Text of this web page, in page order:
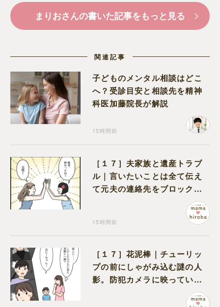
まりおさんの書いた記事をもっと見る
関連記事
子どものメンタル相談はどこ
へ？受診目安と相談先を精神
科医加藤院長が解説
15時間前
［１７］夫家族と遺産トラブ
ル｜言いたいことは全て伝え
て元夫の連絡先をブロック。
離婚できた喜びを噛みしめる
15時間前
［１７］花泥棒｜チューリッ
プの前にしゃがみ込む謎の人
影。防犯カメラに映っていた